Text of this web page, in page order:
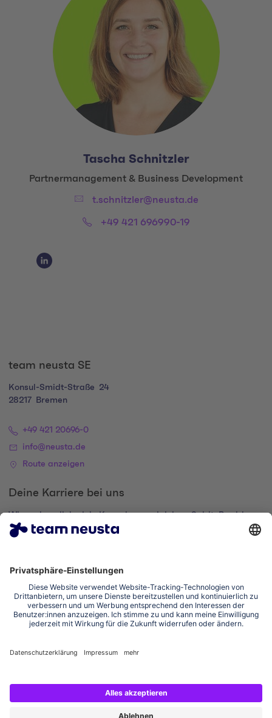
Tascha Schnitzler
Title:
Partnermanagement & Business Development
Email:t.schnitzler@neusta.de
Phone:+49 421 696990-19
Social Media Links
Social Media Link 1
team neusta SE
Konsul-Smidt-Straße
24
28217
Bremen
+49 421 20696-0
info@neusta.de
Route anzeigen
Deine Karriere bei uns
Wir suchen dich, dein Know-how und deinen Spirit. Bewirb
dich und komm zur digital family.
Zum Karriere-Portal
Impressum Datenschutzerklärung
Cookie-Einstellungen Erklärung zur Barrierefreiheit
Social Media Links
Instagram team neusta
LinkedIn team neusta